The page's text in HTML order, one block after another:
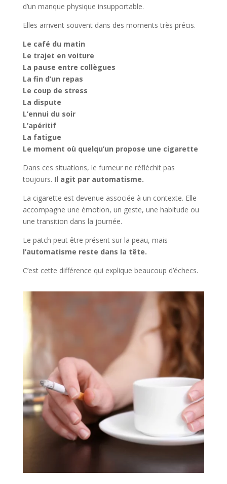
d’un manque physique insupportable.
Elles arrivent souvent dans des moments très précis.
Le café du matin
Le trajet en voiture
La pause entre collègues
La fin d’un repas
Le coup de stress
La dispute
L’ennui du soir
L’apéritif
La fatigue
Le moment où quelqu’un propose une cigarette
Dans ces situations, le fumeur ne réfléchit pas
toujours. Il agit par automatisme.
La cigarette est devenue associée à un contexte. Elle
accompagne une émotion, un geste, une habitude ou
une transition dans la journée.
Le patch peut être présent sur la peau, mais
l’automatisme reste dans la tête.
C’est cette différence qui explique beaucoup d’échecs.